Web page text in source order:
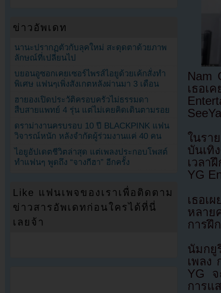
Nam
เธอเ
SeeYa
ในรา
บันเทิ
เวลา
YG
เธอเ
หลาย
การฝึ
นัมกยู
เพลง
YG จ
การแ
ข่าวอัพเดท
นานะปรากฏตัวกับลุคใหม่ สะดุดตาด้วยภาพ
ลักษณ์ที่เปลี่ยนไป
บยอนอูซอกเคยเซอร์ไพรส์ไอยูด้วยเค้กสั่งทำ
พิเศษ แฟนๆเพิ่งสังเกตหลังผ่านมา 3 เดือน
ฮายองเปิดประวัติครอบครัวไม่ธรรมดา
สืบสายแพทย์ 4 รุ่น แต่ไม่เคยคิดเดินตามรอย
ดราม่างานครบรอบ 10 ปี BLACKPINK แฟน
วิจารณ์หนัก หลังจำกัดผู้ร่วมงานแค่ 40 คน
ไอยูอัปเดตชีวิตล่าสุด แต่เพลงประกอบโพสต์
ทำแฟนๆ พูดถึง “จางกีฮา” อีกครั้ง
Like แฟนเพจของเราเพื่อติดตาม
ข่าวสารอัพเดทก่อนใครได้ที่นี่
เลยจ้า